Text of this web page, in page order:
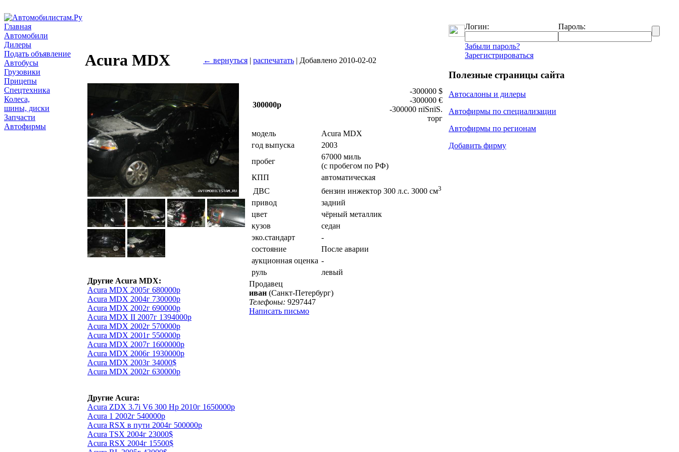
Главная
Автомобили
Дилеры
Подать объявление
Автобусы
Грузовики
Прицепы
Спецтехника
Колеса,
шины, диски
Запчасти
Автофирмы
Acura MDX ← вернуться | распечатать | Добавлено 2010-02-02
Другие Acura MDX:
Acura MDX 2005г 680000р
Acura MDX 2004г 730000р
Acura MDX 2002г 690000р
Acura MDX II 2007г 1394000р
Acura MDX 2002г 570000р
Acura MDX 2001г 550000р
Acura MDX 2007г 1600000р
Acura MDX 2006г 1930000р
Acura MDX 2003г 34000$
Acura MDX 2002г 630000р
Другие Acura:
Acura ZDX 3.7i V6 300 Hp 2010г 1650000р
Acura 1 2002г 540000р
Acura RSX в пути 2004г 500000р
Acura TSX 2004г 23000$
Acura RSX 2004г 15500$
300000р
-300000 $
-300000 €
-300000 пїЅпїЅ.
торг
модель
Acura MDX
год выпуска
2003
пробег
67000 миль
(с пробегом по РФ)
КПП
автоматическая
ДВС
бензин инжектор 300 л.с. 3000 см3
привод
задний
цвет
чёрный металлик
кузов
седан
эко.стандарт
-
состояние
После аварии
аукционная оценка -
руль
левый
Продавец
иван (Санкт-Петербург)
Телефоны: 9297447
Написать письмо
Логин: Пароль:
Забыли пароль?
Зарегистрироваться
Полезные страницы сайта
Автосалоны и дилеры
Автофирмы по специализации
Автофирмы по регионам
Добавить фирму